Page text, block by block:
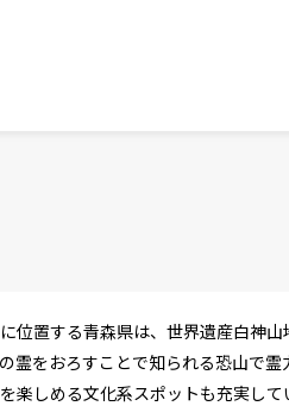
位置する青森県は、世界遺産白神
霊をおろすことで知られる恐山で
楽しめる文化系スポットも充実し